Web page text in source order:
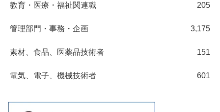
教育・医療・福祉関連職 205
管理部門・事務・企画 3,175
素材、食品、医薬品技術者 151
電気、電子、機械技術者 601